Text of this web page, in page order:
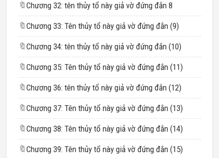
🔖 Chương 32: tên thủy tổ này giả vờ đứng đắn 8​
🔖 Chương 33: Tên thủy tổ này giả vờ đứng đắn (9)​
🔖 Chương 34: tên thủy tổ này giả vờ đứng đắn (10)
🔖 Chương 35: Tên thủy tổ này giả vờ đứng đắn (11)
🔖 Chương 36: tên thủy tổ này giả vờ đứng đắn (12)​
🔖 Chương 37: Tên thủy tổ này giả vờ đứng đắn (13)​
🔖 Chương 38: Tên thủy tổ này giả vờ đứng đắn (14)​
🔖 Chương 39: Tên thủy tổ này giả vờ đứng đắn (15)​